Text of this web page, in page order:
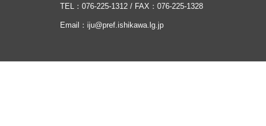
TEL： 076-225-1312 / FAX：076-225-1328
Email： iju@pref.ishikawa.lg.jp